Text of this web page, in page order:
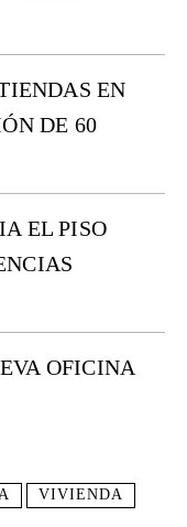
EN
DE 60
EL PISO
OFICINA
VIVIENDA